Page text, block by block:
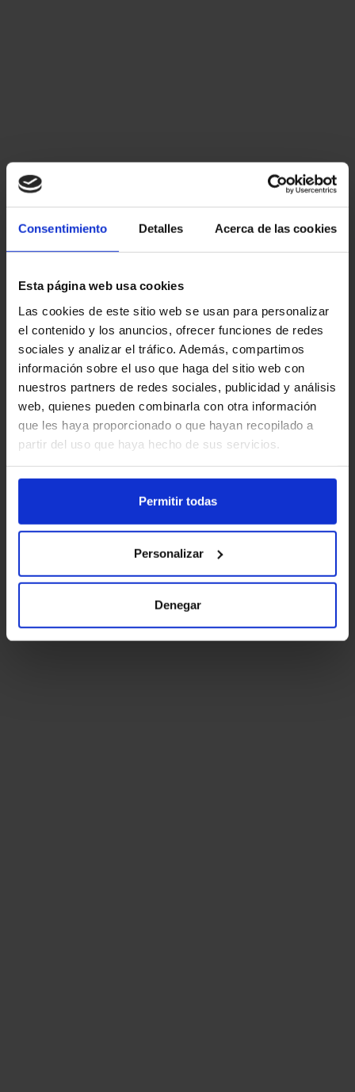
Consentimiento Detalles Acerca de las cookies
Esta página web usa cookies
Las cookies de este sitio web se usan para personalizar
el contenido y los anuncios, ofrecer funciones de redes
sociales y analizar el tráfico. Además, compartimos
información sobre el uso que haga del sitio web con
nuestros partners de redes sociales, publicidad y análisis
web, quienes pueden combinarla con otra información
que les haya proporcionado o que hayan recopilado a
partir del uso que haya hecho de sus servicios.
Permitir todas
Personalizar
Denegar